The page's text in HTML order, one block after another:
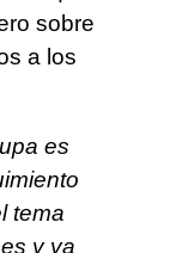
sobre
a los
es
tema
y ya